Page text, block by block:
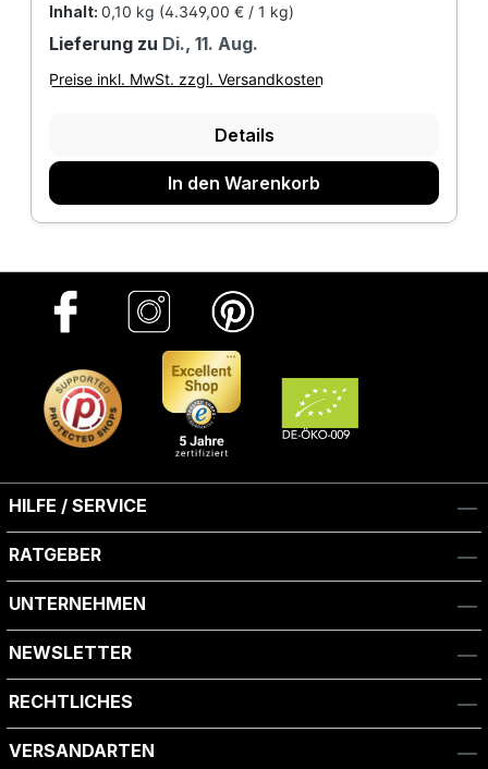
Inhalt: 0,10 kg (4.349,00 € / 1 kg)
Lieferung zu Di., 11. Aug.
Preise inkl. MwSt. zzgl. Versandkosten
Details
In den Warenkorb
HILFE / SERVICE
RATGEBER
UNTERNEHMEN
NEWSLETTER
RECHTLICHES
VERSANDARTEN